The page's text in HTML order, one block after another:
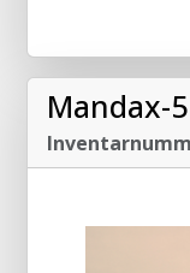
Mandax-